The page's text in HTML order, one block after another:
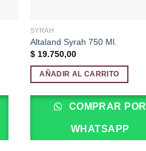
SYRAH
Altaland Syrah 750 Ml.
$19.750,00
AÑADIR AL CARRITO
COMPRAR POR
WHATSAPP